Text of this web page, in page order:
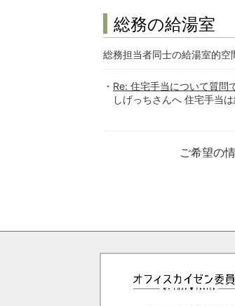
総務の給湯室
総務担当者同士の給湯室的空
Re: 住宅手当について質問
しげっちさんへ 住宅手当
ご希望の